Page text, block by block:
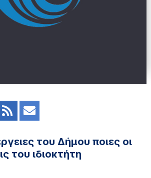
του Δήμου ποιες οι
του ιδιοκτήτη